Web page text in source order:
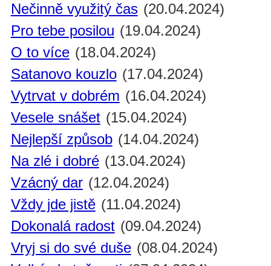
Nečinně využitý čas (20.04.2024)
Pro tebe posilou (19.04.2024)
O to více (18.04.2024)
Satanovo kouzlo (17.04.2024)
Vytrvat v dobrém (16.04.2024)
Vesele snášet (15.04.2024)
Nejlepší způsob (14.04.2024)
Na zlé i dobré (13.04.2024)
Vzácný dar (12.04.2024)
Vždy jde jistě (11.04.2024)
Dokonalá radost (09.04.2024)
Vryj si do své duše (08.04.2024)